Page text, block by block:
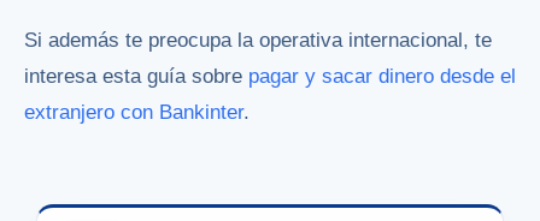
Si además te preocupa la operativa internacional, te
interesa esta guía sobre pagar y sacar dinero desde el
extranjero con Bankinter.